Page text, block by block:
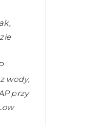
wody,
przy